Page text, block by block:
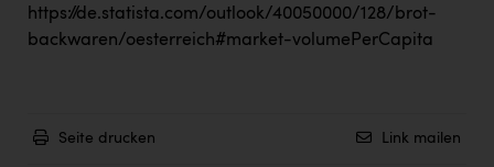
https://de.statista.com/outlook/40050000/128/brot-
backwaren/oesterreich#market-volumePerCapita
Seite drucken Link mailen